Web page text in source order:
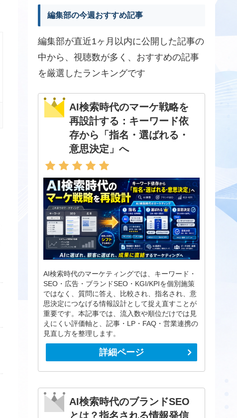
編集部の今週おすすめ記事
編集部が直近1ヶ月以内に公開した記事の
中から、視聴数が多く、おすすめの記事
を厳選したランキングです
AI検索時代のマーケ戦略を
再設計する：キーワード依
存から「指名・選ばれる・
意思決定」へ
AI検索時代のマーケティングでは、キーワード・
SEO・広告・ブランドSEO・KGI/KPIを個別施策
ではなく、質問に答え、比較され、指名され、意
思決定につなげる情報設計として捉え直すことが
重要です。本記事では、流入数や順位だけでは見
えにくい評価軸と、記事・LP・FAQ・営業連携の
見直し方を整理します。
詳細ページ
AI検索時代のブランドSEO
とは？指名される情報発信